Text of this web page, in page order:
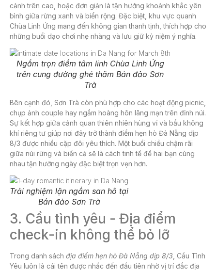
cảnh trên cao, hoặc đơn giản là tận hưởng khoảnh khắc yên
bình giữa rừng xanh và biển rộng. Đặc biệt, khu vực quanh
Chùa Linh Ứng mang đến không gian thanh tịnh, thích hợp cho
những buổi dạo chơi nhẹ nhàng và lưu giữ kỷ niệm ý nghĩa.
Ngắm trọn điểm tâm linh Chùa Linh Ứng
trên cung đường ghé thăm Bán đảo Sơn
Trà
Bên cạnh đó, Sơn Trà còn phù hợp cho các hoạt động picnic,
chụp ảnh couple hay ngắm hoàng hôn lãng mạn trên đỉnh núi.
Sự kết hợp giữa cảnh quan thiên nhiên hùng vĩ và bầu không
khí riêng tư giúp nơi đây trở thành điểm hẹn hò Đà Nẵng dịp
8/3 được nhiều cặp đôi yêu thích. Một buổi chiều chậm rãi
giữa núi rừng và biển cả sẽ là cách tinh tế để hai bạn cùng
nhau tận hưởng ngày đặc biệt trọn vẹn hơn.
Trải nghiệm lặn ngắm san hô tại
Bán đảo Sơn Trà
3. Cầu tình yêu - Địa điểm
check-in không thể bỏ lỡ
Trong danh sách địa điểm hẹn hò Đà Nẵng dịp 8/3 , Cầu Tình
Yêu luôn là cái tên được nhắc đến đầu tiên nhờ vị trí đắc địa